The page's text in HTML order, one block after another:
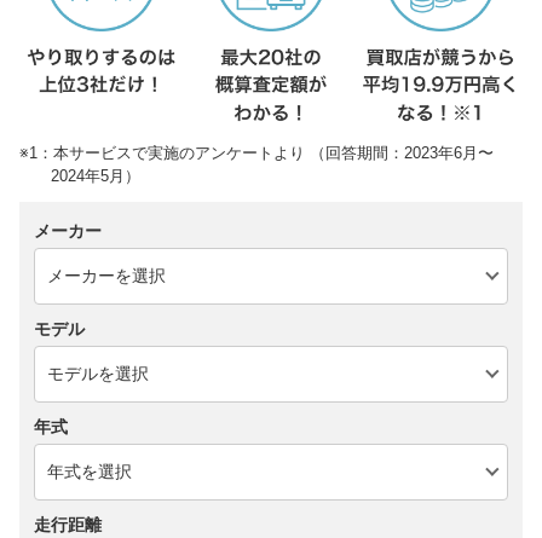
※1：本サービスで実施のアンケートより （回答期間：2023年6月〜
2024年5月）
メーカー
モデル
年式
走行距離